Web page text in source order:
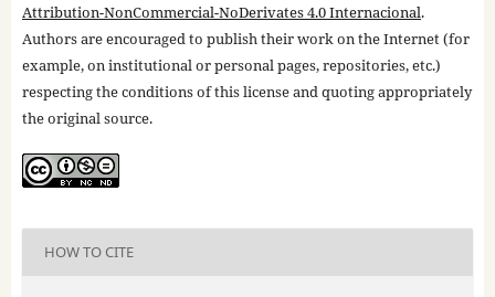
Attribution-NonCommercial-NoDerivates 4.0 Internacional.
Authors are encouraged to publish their work on the Internet (for
example, on institutional or personal pages, repositories, etc.)
respecting the conditions of this license and quoting appropriately
the original source.
HOW TO CITE